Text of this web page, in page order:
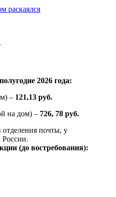
раскаялся
2026 года:
– 121,13 руб.
на дом) – 726, 78 руб.
почты, у
России.
(до востребования):